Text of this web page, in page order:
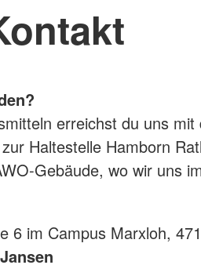
erreichst du uns mit
Haltestelle Hamborn
Gebäude, wo wir uns
6 im Campus Marxloh,